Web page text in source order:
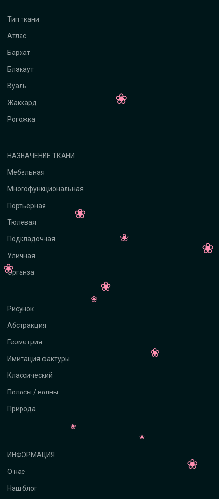
Тип ткани
Атлас
Бархат
Блэкаут
Вуаль
Жаккард
Рогожка
НАЗНАЧЕНИЕ ТКАНИ
Мебельная
Многофункциональная
Портьерная
Тюлевая
Подкладочная
Уличная
Органза
Рисунок
Абстракция
Геометрия
Имитация фактуры
Классический
Полосы / волны
Природа
ИНФОРМАЦИЯ
О нас
Наш блог